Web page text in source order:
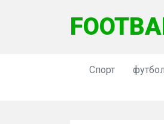
Спорт футбол